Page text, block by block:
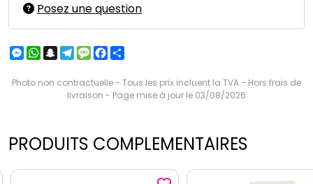
Posez une question
Messenger
WhatsApp
Snapchat
Telegram
MessageFacebook
Photo non contractuelle - Tous les prix incluent la TVA - Hors frais de
livraison - Page mise à jour le 03/08/2026
PRODUITS COMPLEMENTAIRES